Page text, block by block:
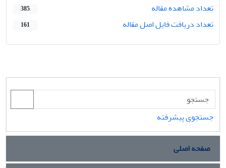
تعداد مشاهده مقاله
385
تعداد دریافت فایل اصل مقاله 161
جستجوی پیشرفته
صفحه اصلی